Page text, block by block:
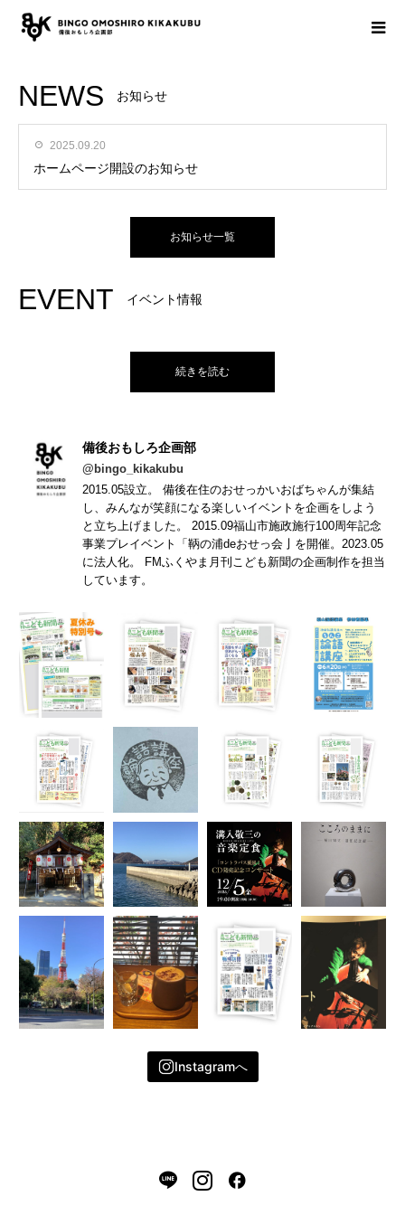
NEWS お知らせ
2025.09.20
ホームページ開設のお知らせ
お知らせ一覧
EVENT イベント情報
続きを読む
備後おもしろ企画部
@bingo_kikakubu
2015.05設立。 備後在住のおせっかいおばちゃんが集結
し、みんなが笑顔になる楽しいイベントを企画をしよう
と立ち上げました。 2015.09福山市施政施行100周年記念
事業プレイベント「鞆の浦deおせっ会亅を開催。2023.05
に法人化。 FMふくやま月刊こども新聞の企画制作を担当
しています。
Instagramへ